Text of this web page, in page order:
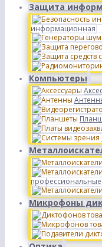
Защита
информационная
Компьютеры
профессиональные
Микрофоны